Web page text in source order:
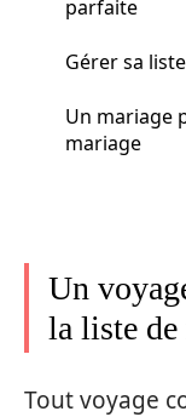
parfaite
Gérer sa
Un mariage
mariage
Un
la liste de
Tout voyage